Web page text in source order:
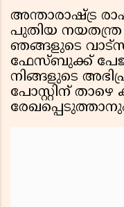
അന്താരാഷ്ട്ര
പുതിയ നയതന്ത്ര
ഞങ്ങളുടെ
ഫേസ്ബുക്ക്
നിങ്ങളുടെ
പോസ്റ്റിന് താഴെ